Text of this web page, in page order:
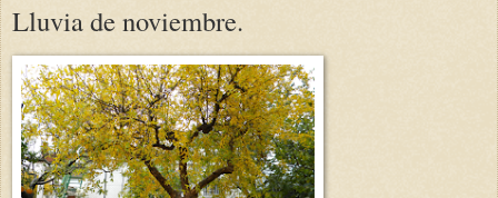
Lluvia de noviembre.